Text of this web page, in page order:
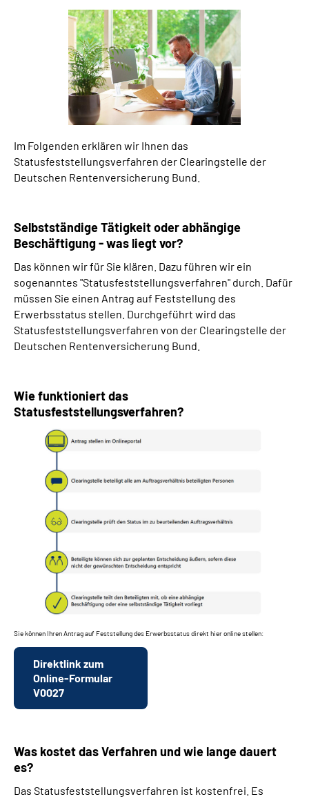
Leichte Sprache
Mein Kundenportal
Im Folgenden erklären wir Ihnen das
Statusfeststellungsverfahren der Clearingstelle der
Deutschen Rentenversicherung Bund.
Selbstständige Tätigkeit oder abhängige
Beschäftigung - was liegt vor?
Das können wir für Sie klären. Dazu führen wir ein
sogenanntes "Statusfeststellungsverfahren" durch. Dafür
müssen Sie einen Antrag auf Feststellung des
Erwerbsstatus stellen. Durchgeführt wird das
Statusfeststellungsverfahren von der Clearingstelle der
Deutschen Rentenversicherung Bund.
Wie funktioniert das
Statusfeststellungsverfahren?
Sie können Ihren Antrag auf Feststellung des Erwerbsstatus direkt hier online stellen:
Direktlink zum
Online-Formular
V0027
Was kostet das Verfahren und wie lange dauert
es?
Das Statusfeststellungsverfahren ist kostenfrei. Es